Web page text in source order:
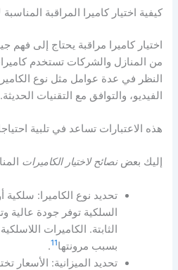
كيفية اختيار كاميرا المراقبة المناسبة
من المنازل والشركات تستخدم
النظر في عدة عوامل مثل نوع
الفيديو، والتوافق مع التقنيات الحديثة.
هذه الاعتبارات تساعد في تلبية
إليك بعضنصائح لاختيار الكاميرات
السلكية توفر جودة عالية
الثابتة. الكاميرات
بسبب مرونتها11
.
تحديد الميزانية: الأسعار